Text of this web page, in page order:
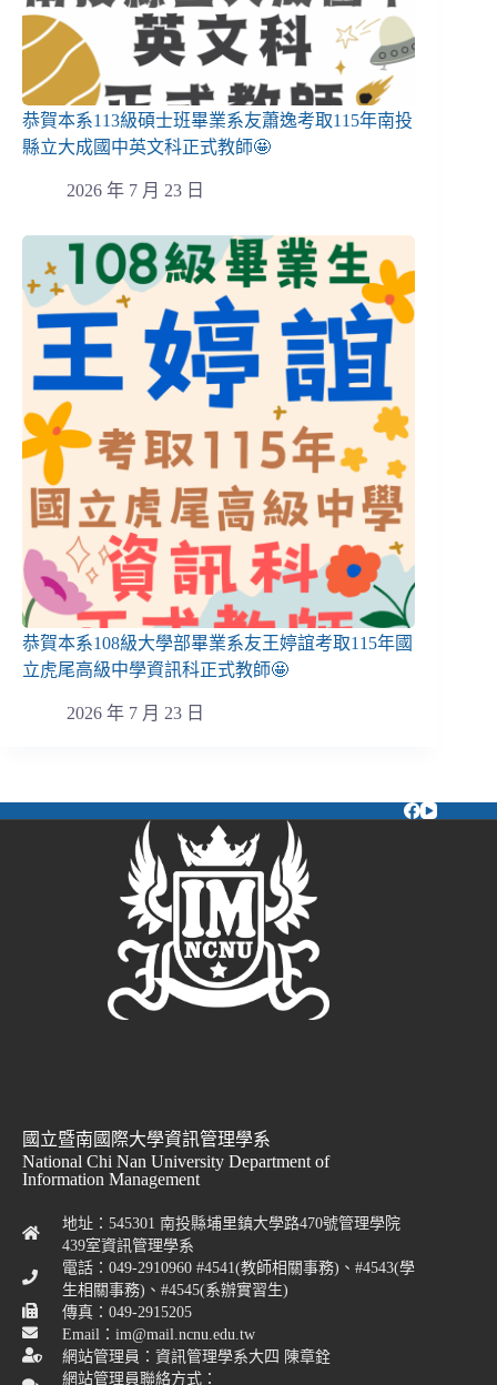
恭賀本系113級碩士班畢業系友蕭逸考取115年南投
縣立大成國中英文科正式教師🤩
2026 年 7 月 23 日
恭賀本系108級大學部畢業系友王婷誼考取115年國
立虎尾高級中學資訊科正式教師🤩
2026 年 7 月 23 日
國立暨南國際大學資訊管理學系
National Chi Nan University Department of
Information Management
地址：545301 南投縣埔里鎮大學路470號管理學院
439室資訊管理學系
電話：049-2910960 #4541(教師相關事務)、#4543(學
生相關事務)、#4545(系辦實習生)
傳真：049-2915205
Email：im@mail.ncnu.edu.tw
網站管理員：資訊管理學系大四 陳章銓
網站管理員聯絡方式：